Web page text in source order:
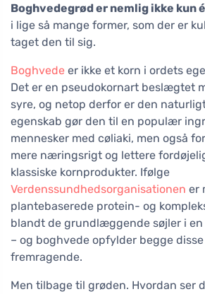
Boghvedegrød er nemlig ikke kun
i lige så mange former, som der er
taget den til sig.
Boghvede er ikke et korn i ordets
Det er en pseudokornart beslægtet
syre, og netop derfor er den
egenskab gør den til en populær
mennesker med cøliaki, men også
mere næringsrigt og lettere
klassiske kornprodukter. Ifølge
Verdenssundhedsorganisationen er
plantebaserede protein- og
blandt de grundlæggende søjler i
– og boghvede opfylder begge
fremragende.
Men tilbage til grøden. Hvordan ser